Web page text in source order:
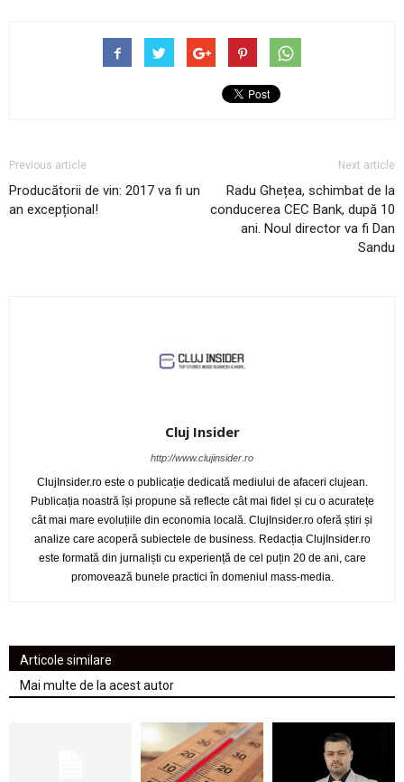
Previous article
Producătorii de vin: 2017 va fi un
an excepțional!
Next article
Radu Ghețea, schimbat de la
conducerea CEC Bank, după 10
ani. Noul director va fi Dan
Sandu
Cluj Insider
http://www.clujinsider.ro
ClujInsider.ro este o publicație dedicată mediului de afaceri clujean.
Publicația noastră își propune să reflecte cât mai fidel și cu o acuratețe
cât mai mare evoluțiile din economia locală. ClujInsider.ro oferă știri și
analize care acoperă subiectele de business. Redacția ClujInsider.ro
este formată din jurnaliști cu experiență de cel puțin 20 de ani, care
promovează bunele practici în domeniul mass-media.
Articole similare
Mai multe de la acest autor